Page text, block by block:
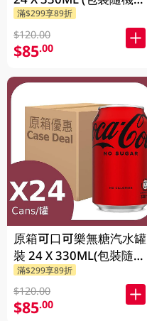
送)
滿$299享89折
$120.00
$85.00
原箱可口可樂無糖汽水罐
裝 24 X 330ML(包裝隨機
發送)
滿$299享89折
$120.00
$85.00